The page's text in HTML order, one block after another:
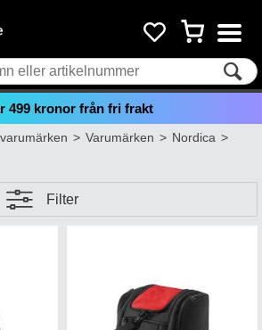
499 kronor från fri frakt
>Varumärken>Nordica>
Filter